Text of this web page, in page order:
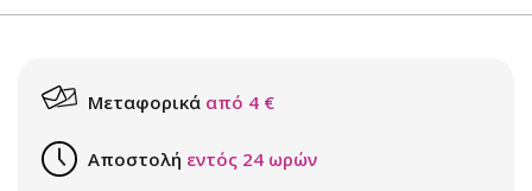
Μεταφορικά από 4 €
Αποστολή εντός 24 ωρών